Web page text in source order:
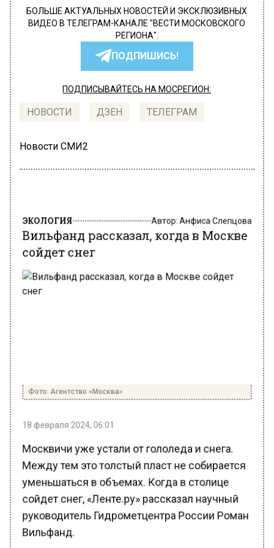
БОЛЬШЕ АКТУАЛЬНЫХ НОВОСТЕЙ И ЭКСКЛЮЗИВНЫХ
ВИДЕО В ТЕЛЕГРАМ-КАНАЛЕ "ВЕСТИ МОСКОВСКОГО
РЕГИОНА".
ПОДПИШИСЬ!
ПОДПИСЫВАЙТЕСЬ НА МОСРЕГИОН:
НОВОСТИ ДЗЕН ТЕЛЕГРАМ
Новости СМИ2
Вильфанд рассказал, когда в Москве
сойдет снег
Москвичи уже устали от гололеда и снега.
Между тем это толстый пласт не собирается
уменьшаться в объемах. Когда в столице
сойдет снег, «Ленте.ру» рассказал научный
руководитель Гидрометцентра России Роман
Вильфанд.